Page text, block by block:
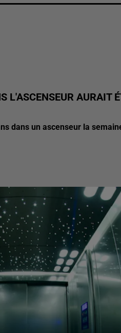
AURAIT
dans un ascenseur la